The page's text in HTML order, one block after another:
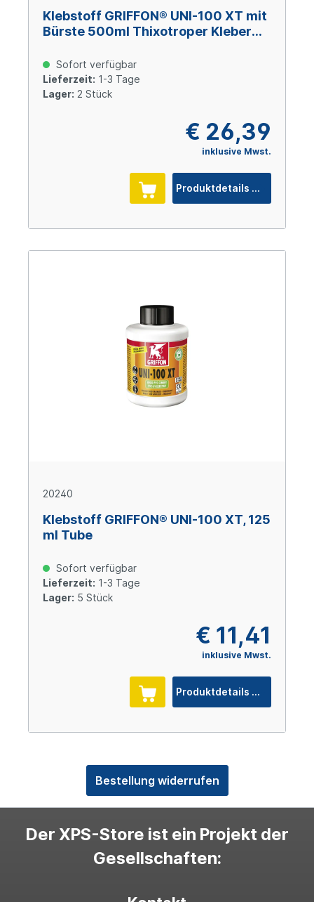
Klebstoff GRIFFON® UNI-100 XT mit
Bürste 500ml Thixotroper Kleber
Sofort verfügbar
Lieferzeit: 1-3 Tage
Lager: 2 Stück
€ 26,39
inklusive Mwst.
Produktdetails
20240
Klebstoff GRIFFON® UNI-100 XT, 125
ml Tube
Sofort verfügbar
Lieferzeit: 1-3 Tage
Lager: 5 Stück
€ 11,41
inklusive Mwst.
Produktdetails
Bestellung widerrufen
Der XPS-Store ist ein Projekt der
Gesellschaften: